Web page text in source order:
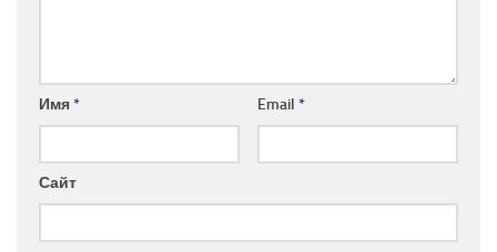
Имя* Email *
Сайт